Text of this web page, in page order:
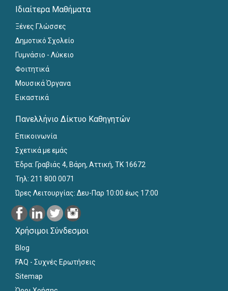
Ιδιαίτερα Μαθήματα
Ξένες Γλώσσες
Δημοτικό Σχολείο
Γυμνάσιο - Λύκειο
Φοιτητικά
Μουσικά Όργανα
Εικαστικά
Πανελλήνιο Δίκτυο Καθηγητών
Επικοινωνία
Σχετικά με εμάς
Έδρα: Γραβιάς 4, Βάρη, Αττική, ΤΚ 16672
Τηλ: 211 800 0071
Ώρες Λειτουργίας: Δευ-Παρ 10:00 έως 17:00
Χρήσιμοι Σύνδεσμοι
Blog
FAQ - Συχνές Ερωτήσεις
Sitemap